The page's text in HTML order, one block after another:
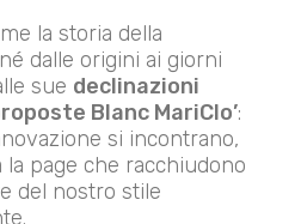
la storia della
dalle origini ai giorni
sue declinazioni
Blanc MariClo’:
si incontrano,
la page che racchiudono
del nostro stile